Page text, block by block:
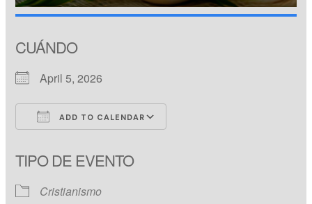
CUÁNDO
April 5, 2026
ADD TO CALENDAR
TIPO DE EVENTO
Cristianismo